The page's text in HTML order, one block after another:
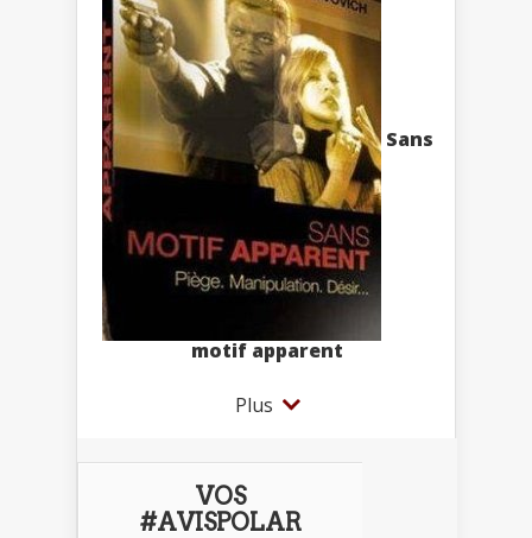
Sans
motif apparent
Plus
VOS
#AVISPOLAR